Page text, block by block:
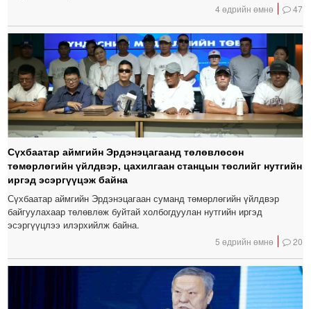
4 өдрийн өмнө 47
Сүхбаатар аймгийн Эрдэнэцагаанд төлөвлөсөн
төмөрлөгийн үйлдвэр, цахилгаан станцын төслийг нутгийн
иргэд эсэргүүцэж байна
Сүхбаатар аймгийн Эрдэнэцагаан суманд төмөрлөгийн үйлдвэр
байгуулахаар төлөвлөж буйтай холбогдуулан нутгийн иргэд
эсэргүүцлээ илэрхийлж байна.
5 өдрийн өмнө 20